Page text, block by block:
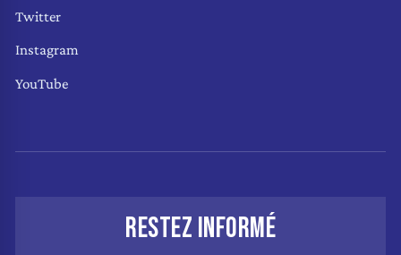
Twitter
Instagram
YouTube
RESTEZ INFORMÉ